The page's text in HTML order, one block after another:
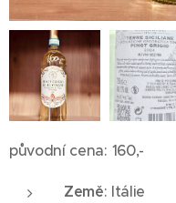
původní cena: 160,-
Země: Itálie